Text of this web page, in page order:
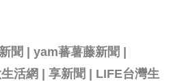
聞 | yam蕃薯藤新聞 |
活網 | 享新聞 | LIFE台灣生